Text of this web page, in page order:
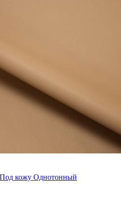
Под кожу Однотонный